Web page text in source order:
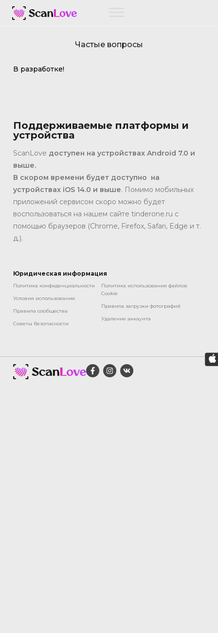
Частые вопросы
В разработке!
Поддерживаемые платформы и
устройства
ScanLove доступен на устройствах Android 7.0 и
выше.
В скором времени будет доступно на
устройствах iOS 14.0 и выше. Помимо мобильных
приложений сервисом скоро можно будет
воспользоваться на нашем сайте tinderone.ru с
помощью браузеров (Chrome, Firefox, Safari, Edge и т.
д.).
Юридическая информация
Политика конфиденциальности
Условия использования
Правила сообщества
Советы безопасности
Политика использования файлов
Cookie
Правила загрузки фотографий
Удаление аккаунта